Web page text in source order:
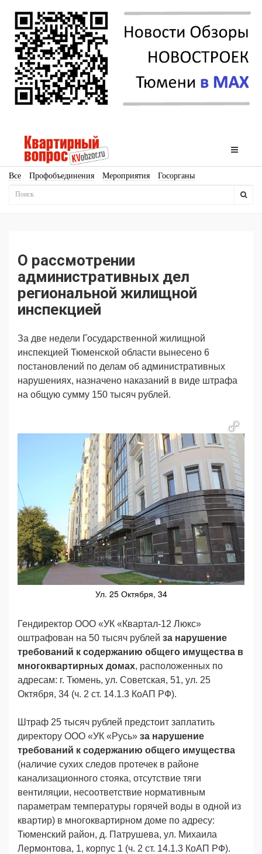
Все Профобъединения Мероприятия Госорганы
Новостройки
Продвижение Поздравляем
Ещё
О рассмотрении
административных дел
региональной жилищной
инспекцией
За две недели Государственной жилищной
инспекцией Тюменской области вынесено 6
постановлений по делам об административных
нарушениях, назначено наказаний в виде штрафа
на общую сумму 150 тысяч рублей.
Ул. 25 Октября, 34
Гендиректор ООО «УК «Квартал-12 Люкс»
оштрафован на 50 тысяч рублей за нарушение
требований к содержанию общего имущества в
многоквартирных домах, расположенных по
адресам: г. Тюмень, ул. Советская, 51, ул. 25
Октября, 34 (ч. 2 ст. 14.1.3 КоАП РФ).
Штраф 25 тысяч рублей предстоит заплатить
директору ООО «УК «Русь» за нарушение
требований к содержанию общего имущества
(наличие сухих следов протечек в районе
канализационного стояка, отсутствие тяги
вентиляции, несоответствие нормативным
параметрам температуры горячей воды в одной из
квартир) в многоквартирном доме по адресу:
Тюменский район, д. Патрушева, ул. Михаила
Лермонтова, 1, корпус 1 (ч. 2 ст. 14.1.3 КоАП РФ).